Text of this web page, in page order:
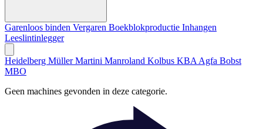
Garenloos binden Vergaren Boekblokproductie Inhangen
Leeslintinlegger
Heidelberg Müller Martini Manroland Kolbus KBA Agfa Bobst
MBO
Geen machines gevonden in deze categorie.